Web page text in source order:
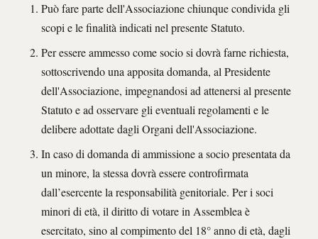
Può fare parte dell'Associazione chiunque condivida gli
scopi e le finalità indicati nel presente Statuto.
Per essere ammesso come socio si dovrà farne richiesta,
sottoscrivendo una apposita domanda, al Presidente
dell'Associazione, impegnandosi ad attenersi al presente
Statuto e ad osservare gli eventuali regolamenti e le
delibere adottate dagli Organi dell'Associazione.
In caso di domanda di ammissione a socio presentata da
un minore, la stessa dovrà essere controfirmata
dall’esercente la responsabilità genitoriale. Per i soci
minori di età, il diritto di votare in Assemblea è
esercitato, sino al compimento del 18° anno di età, dagli